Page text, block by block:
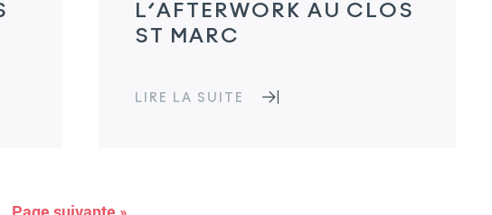
L’AFTERWORK AU CLOS
ST MARC
LIRE LA SUITE